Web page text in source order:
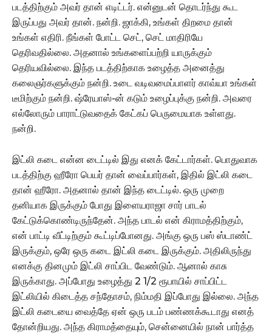
படத்திற்கும் அவர் தான் எடிட்டர். என்னுடன் தொடர்ந்து கூட
இருப்பது அவர் தான். நன்றி. ஜாக்கி, உங்கள் திறமை தான்
உங்கள் எதிரி. நீங்கள் போட்ட செட், செட் மாதிரியே
தெரிவதில்லை. அதனால் உங்களைப்பற்றி யாருக்கும்
தெரியவில்லை. இந்த படத்திற்காக உழைத்த அனைத்து
கலைஞர்களுக்கும் நன்றி. உடை வடிவமைப்பாளர் காவ்யா உங்கள்
டீமிற்கும் நன்றி. ஷ்ரேயாஸ்-ன் கடும் உழைப்புக்கு நன்றி. அவரை
எல்லோரும் பாராட்டுவதைக் கேட்கப் பெருமையாக உள்ளது.
நன்றி.
இட்லி கடை என்ன டைட்டில் இது எனக் கேட்டார்கள். பொதுவாக
படத்திற்கு ஹீரோ பெயர் தான் வைப்பார்கள், இதில் இட்லி கடை
தான் ஹீரோ. அதனால் தான் இந்த டைட்டில். ஒரு முறை
தனியாக இருக்கும் போது இளையராஜா சார் பாடல்
கேட்டுக்கொண்டிருந்தேன். அந்த பாடல் என் கிராமத்திற்கும்,
என் பாட்டி வீட்டிற்கும் கூட்டிப்போனது. அங்கு ஒரு பஸ் ஸ்டாண்ட்
இருக்கும், ஒரே ஒரு கடை இட்லி கடை இருக்கும். அதிலிருந்து
எனக்கு தினமும் இட்லி சாப்பிட வேண்டும். ஆனால் காசு
இருக்காது. அப்போது உழைத்து 2 1/2 ரூபாயில் சாப்பிட்ட
இட்லியில் கிடைத்த சந்தோசம், நிம்மதி இப்போது இல்லை. அந்த
இட்லி கடையை வைத்தே ஏன் ஒரு படம் பண்ணக்கூடாது எனத்
தோன்றியது. அந்த கிராமத்தையும், சென்னையில் நான் பார்த்த